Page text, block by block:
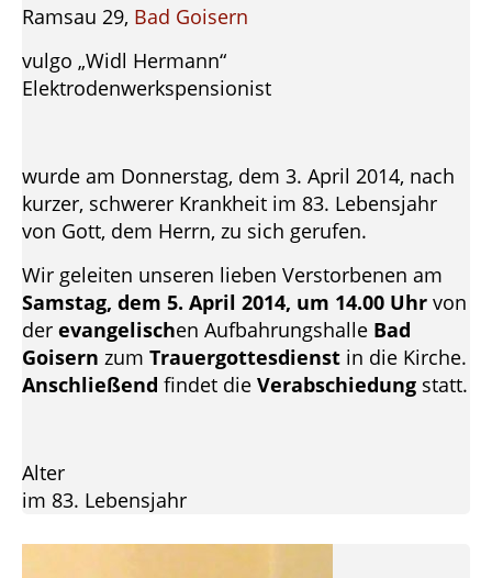
Ramsau 29, Bad Goisern
vulgo „Widl Hermann“
Elektrodenwerkspensionist
wurde am Donnerstag, dem 3. April 2014, nach
kurzer, schwerer Krankheit im 83. Lebensjahr
von Gott, dem Herrn, zu sich gerufen.
Wir geleiten unseren lieben Verstorbenen am
Samstag, dem 5. April 2014, um 14.00 Uhr von
der evangelischen Aufbahrungshalle Bad
Goisern zum Trauergottesdienst in die Kirche.
Anschließend findet die Verabschiedung statt.
Alter
im 83. Lebensjahr